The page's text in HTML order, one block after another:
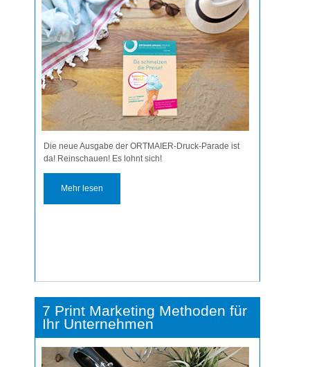
Die neue Ausgabe der ORTMAIER-Druck-Parade ist
da! Reinschauen! Es lohnt sich!
Mehr lesen
7 Print Marketing Methoden für
Ihr Unternehmen